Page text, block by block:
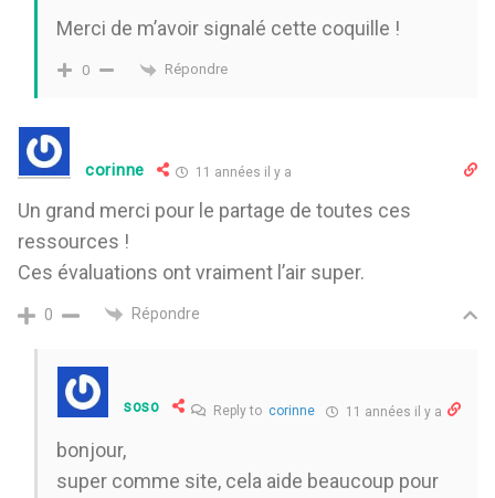
Merci de m’avoir signalé cette coquille !
0 Répondre
corinne 11 années il y a
Un grand merci pour le partage de toutes ces
ressources !
Ces évaluations ont vraiment l’air super.
0 Répondre
soso Reply to corinne 11 années il y a
bonjour,
super comme site, cela aide beaucoup pour